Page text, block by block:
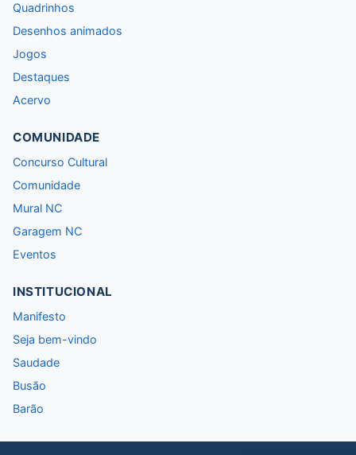
Quadrinhos
Desenhos animados
Jogos
Destaques
Acervo
COMUNIDADE
Concurso Cultural
Comunidade
Mural NC
Garagem NC
Eventos
INSTITUCIONAL
Manifesto
Seja bem-vindo
Saudade
Busão
Barão